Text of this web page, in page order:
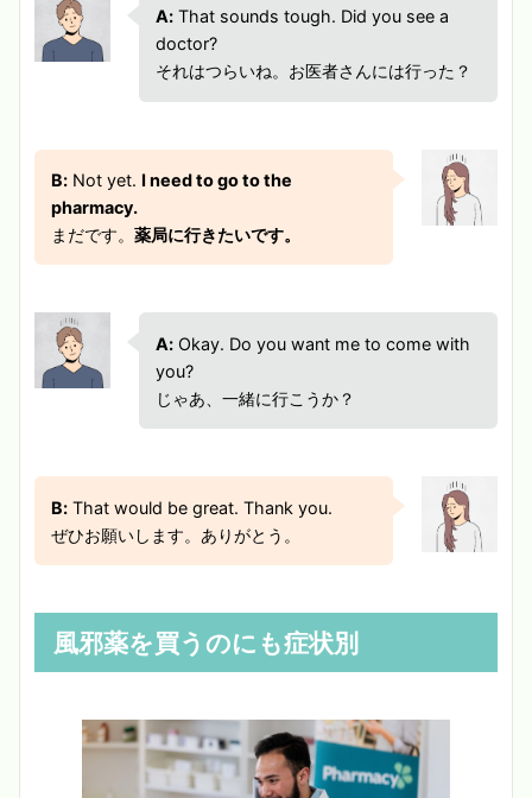
A: That sounds tough. Did you see a
doctor?
それはつらいね。お医者さんには行った？
B: Not yet. I need to go to the
pharmacy.
まだです。薬局に行きたいです。
A: Okay. Do you want me to come with
you?
じゃあ、一緒に行こうか？
B: That would be great. Thank you.
ぜひお願いします。ありがとう。
風邪薬を買うのにも症状別